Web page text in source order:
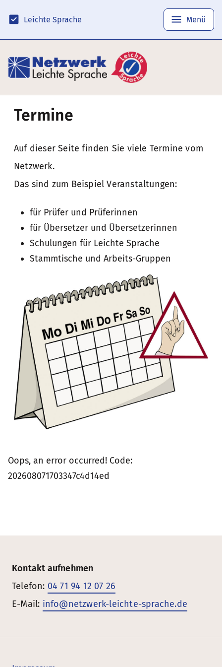
Leichte Sprache Menü
Termine
Auf dieser Seite finden Sie viele Termine vom
Netzwerk.
Das sind zum Beispiel Veranstaltungen:
für Prüfer und Prüferinnen
für Übersetzer und Übersetzerinnen
Schulungen für Leichte Sprache
Stammtische und Arbeits-Gruppen
Oops, an error occurred! Code:
202608071703347c4d14ed
Kontakt aufnehmen
Telefon: 04 71 94 12 07 26
E-Mail: info@netzwerk-leichte-sprache.de